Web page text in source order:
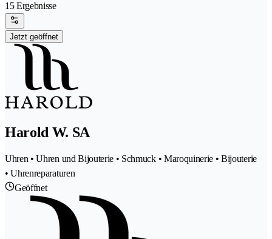
15 Ergebnisse
Jetzt geöffnet
Harold W. SA
Uhren • Uhren und Bijouterie • Schmuck • Maroquinerie • Bijouterie
• Uhrenreparaturen
Geöffnet